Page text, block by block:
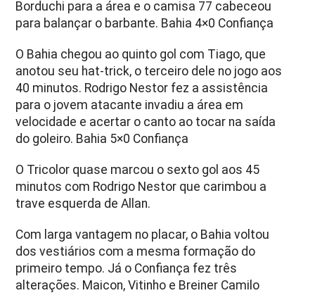
Borduchi para a área e o camisa 77 cabeceou
para balançar o barbante. Bahia 4×0 Confiança
O Bahia chegou ao quinto gol com Tiago, que
anotou seu hat-trick, o terceiro dele no jogo aos
40 minutos. Rodrigo Nestor fez a assistência
para o jovem atacante invadiu a área em
velocidade e acertar o canto ao tocar na saída
do goleiro. Bahia 5×0 Confiança
O Tricolor quase marcou o sexto gol aos 45
minutos com Rodrigo Nestor que carimbou a
trave esquerda de Allan.
Com larga vantagem no placar, o Bahia voltou
dos vestiários com a mesma formação do
primeiro tempo. Já o Confiança fez três
alterações. Maicon, Vitinho e Breiner Camilo